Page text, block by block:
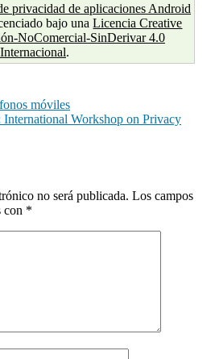
privacidad de aplicaciones Android
bajo unaLicencia Creative
NoComercial-SinDerivar 4.0
Internacional.
móviles
Workshop on Privacy
no será publicada. Los campos
con *